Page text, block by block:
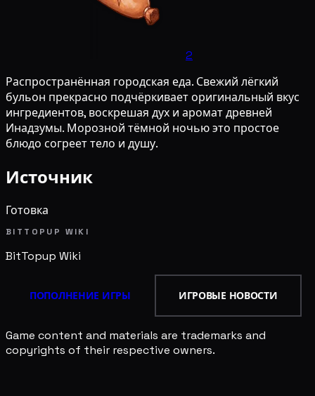
2
Распространённая городская еда. Свежий лёгкий
бульон прекрасно подчёркивает оригинальный вкус
ингредиентов, воскрешая дух и аромат древней
Инадзумы. Морозной тёмной ночью это простое
блюдо согреет тело и душу.
Источник
Готовка
BITTOPUP WIKI
BitTopup Wiki
ПОПОЛНЕНИЕ ИГРЫ ИГРОВЫЕ НОВОСТИ
Game content and materials are trademarks and
copyrights of their respective owners.